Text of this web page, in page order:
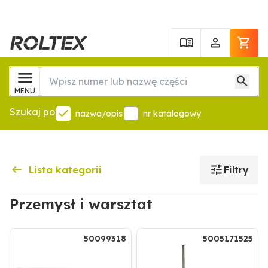
MENU
Szukaj po nazwa/opis nr katalogowy
Lista kategorii Filtry
Przemysł i warsztat
50099318 5005171525